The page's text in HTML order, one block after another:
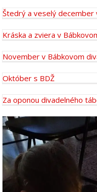
Štedrý a veselý december
Kráska a zviera v
November v Bábkovom
Október s BDŽ
Za oponou divadelného